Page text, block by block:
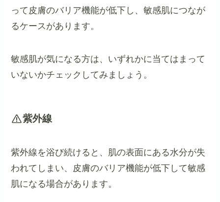
って皮膚のバリア機能が低下し、敏感肌につなが
るケースがあります。
敏感肌が気になる方は、いずれかに当てはまって
いないかチェックしてみましょう。
紫外線
紫外線を浴び続けると、肌の表面にある水分が失
われてしまい、皮膚のバリア機能が低下して敏感
肌になる場合があります。